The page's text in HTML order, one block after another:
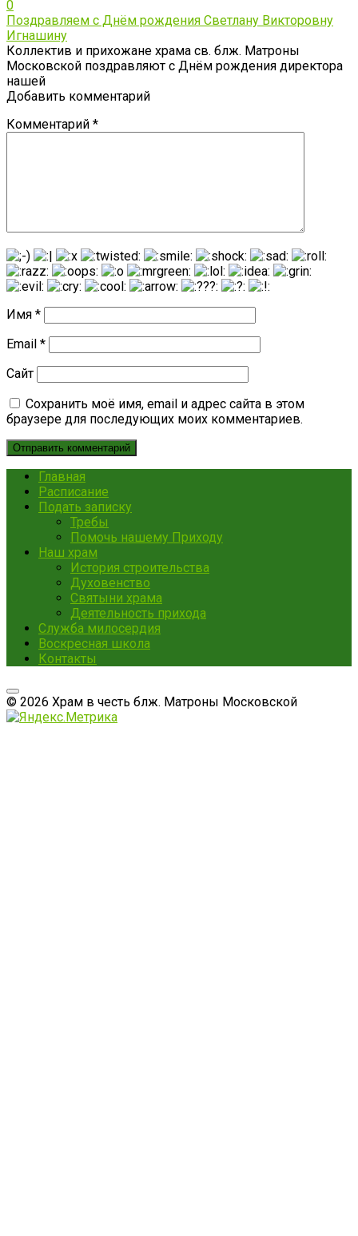
0
Поздравляем с Днём рождения Светлану Викторовну
Игнашину
Коллектив и прихожане храма св. блж. Матроны
Московской поздравляют с Днём рождения директора
нашей
Добавить комментарий
Комментарий *
Имя *
Email *
Сайт
Сохранить моё имя, email и адрес сайта в этом
браузере для последующих моих комментариев.
Главная
Расписание
Подать записку
Требы
Помочь нашему Приходу
Наш храм
История строительства
Духовенство
Святыни храма
Деятельность прихода
Служба милосердия
Воскресная школа
Контакты
© 2026 Храм в честь блж. Матроны Московской